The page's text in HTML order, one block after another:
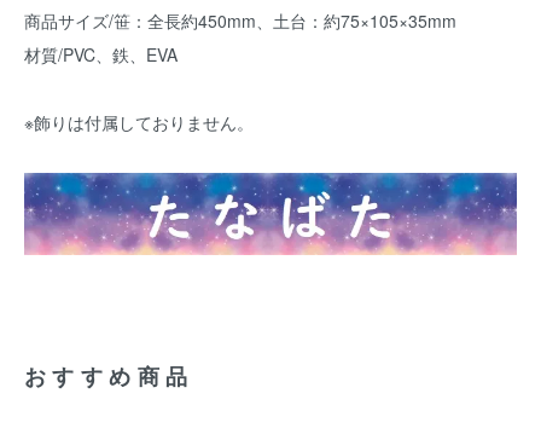
商品サイズ/笹：全長約450mm、土台：約75×105×35mm
材質/PVC、鉄、EVA
※飾りは付属しておりません。
おすすめ商品